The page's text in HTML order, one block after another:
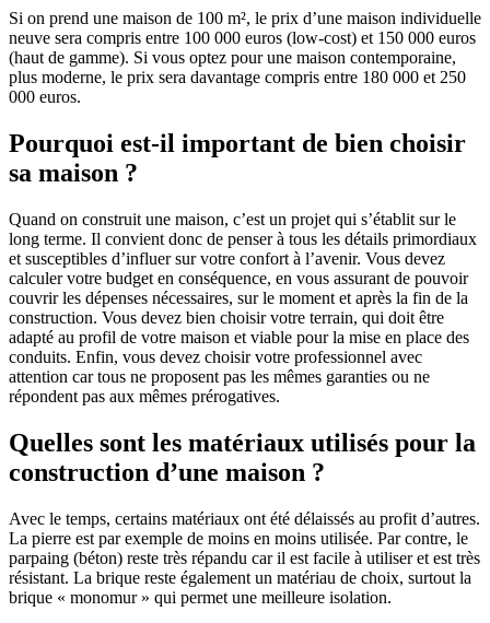
Si on prend une maison de 100 m², le prix d’une maison individuelle
neuve sera compris entre 100 000 euros (low-cost) et 150 000 euros
(haut de gamme). Si vous optez pour une maison contemporaine,
plus moderne, le prix sera davantage compris entre 180 000 et 250
000 euros.
Pourquoi est-il important de bien choisir
sa maison ?
Quand on construit une maison, c’est un projet qui s’établit sur le
long terme. Il convient donc de penser à tous les détails primordiaux
et susceptibles d’influer sur votre confort à l’avenir. Vous devez
calculer votre budget en conséquence, en vous assurant de pouvoir
couvrir les dépenses nécessaires, sur le moment et après la fin de la
construction. Vous devez bien choisir votre terrain, qui doit être
adapté au profil de votre maison et viable pour la mise en place des
conduits. Enfin, vous devez choisir votre professionnel avec
attention car tous ne proposent pas les mêmes garanties ou ne
répondent pas aux mêmes prérogatives.
Quelles sont les matériaux utilisés pour la
construction d’une maison ?
Avec le temps, certains matériaux ont été délaissés au profit d’autres.
La pierre est par exemple de moins en moins utilisée. Par contre, le
parpaing (béton) reste très répandu car il est facile à utiliser et est très
résistant. La brique reste également un matériau de choix, surtout la
brique « monomur » qui permet une meilleure isolation.